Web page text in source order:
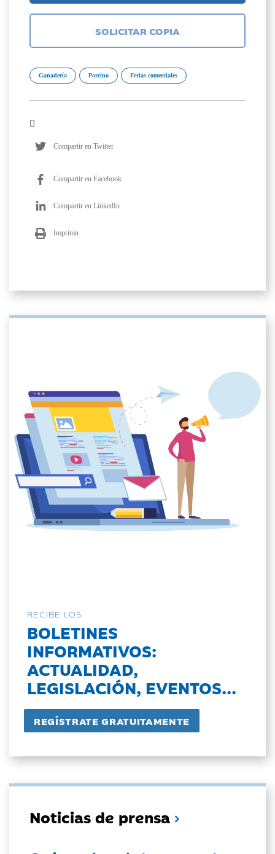
SOLICITAR COPIA
Ganadería Porcino Ferias comerciales
Compartir en Twitter
Compartir en Facebook
Compartir en LinkedIn
Imprimir
RECIBE LOS
BOLETINES
INFORMATIVOS:
ACTUALIDAD,
LEGISLACIÓN, EVENTOS...
Noticias de prensa